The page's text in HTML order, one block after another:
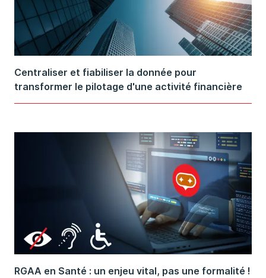
Centraliser et fiabiliser la donnée pour
transformer le pilotage d'une activité financière
RGAA en Santé : un enjeu vital, pas une formalité !